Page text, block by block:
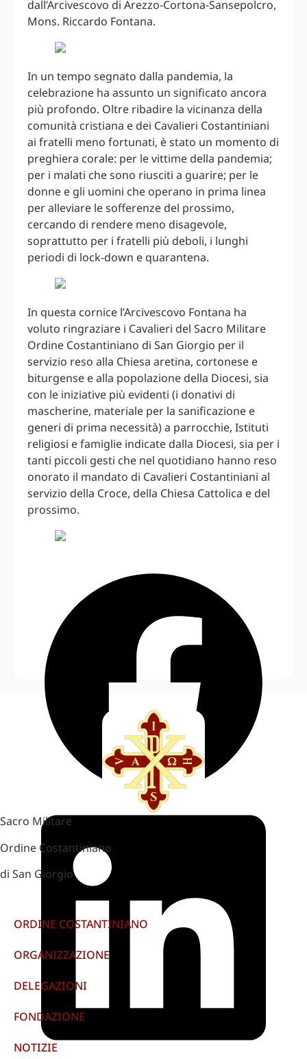
dall’Arcivescovo di Arezzo-Cortona-Sansepolcro,
Mons. Riccardo Fontana.
In un tempo segnato dalla pandemia, la
celebrazione ha assunto un significato ancora
più profondo. Oltre ribadire la vicinanza della
comunità cristiana e dei Cavalieri Costantiniani
ai fratelli meno fortunati, è stato un momento di
preghiera corale: per le vittime della pandemia;
per i malati che sono riusciti a guarire; per le
donne e gli uomini che operano in prima linea
per alleviare le sofferenze del prossimo,
cercando di rendere meno disagevole,
soprattutto per i fratelli più deboli, i lunghi
periodi di lock-down e quarantena.
In questa cornice l’Arcivescovo Fontana ha
voluto ringraziare i Cavalieri del Sacro Militare
Ordine Costantiniano di San Giorgio per il
servizio reso alla Chiesa aretina, cortonese e
biturgense e alla popolazione della Diocesi, sia
con le iniziative più evidenti (i donativi di
mascherine, materiale per la sanificazione e
generi di prima necessità) a parrocchie, Istituti
religiosi e famiglie indicate dalla Diocesi, sia per i
tanti piccoli gesti che nel quotidiano hanno reso
onorato il mandato di Cavalieri Costantiniani al
servizio della Croce, della Chiesa Cattolica e del
prossimo.
Sacro Militare
Ordine Costantiniano
di San Giorgio
ORDINE COSTANTINIANO
ORGANIZZAZIONE
DELEGAZIONI
FONDAZIONE
NOTIZIE